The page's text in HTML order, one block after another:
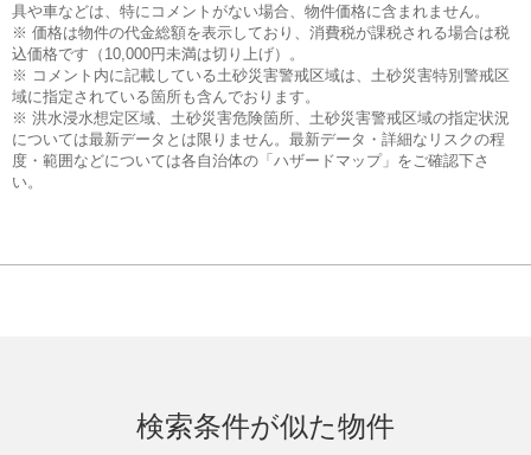
具や車などは、特にコメントがない場合、物件価格に含まれません。
※ 価格は物件の代金総額を表示しており、消費税が課税される場合は税
込価格です（10,000円未満は切り上げ）。
※ コメント内に記載している土砂災害警戒区域は、土砂災害特別警戒区
域に指定されている箇所も含んでおります。
※ 洪水浸水想定区域、土砂災害危険箇所、土砂災害警戒区域の指定状況
については最新データとは限りません。最新データ・詳細なリスクの程
度・範囲などについては各自治体の「ハザードマップ」をご確認下さ
い。
検索条件が似た物件